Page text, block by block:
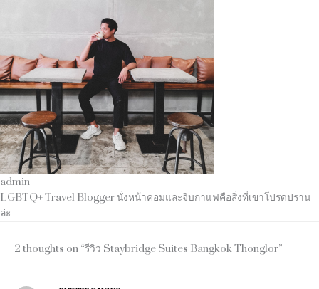
admin
LGBTQ+ Travel Blogger นั่งหน้าคอมและจิบกาแฟคือสิ่งที่เขาโปรดปราน
ล่ะ
2 thoughts on “รีวิว Staybridge Suites Bangkok Thonglor”